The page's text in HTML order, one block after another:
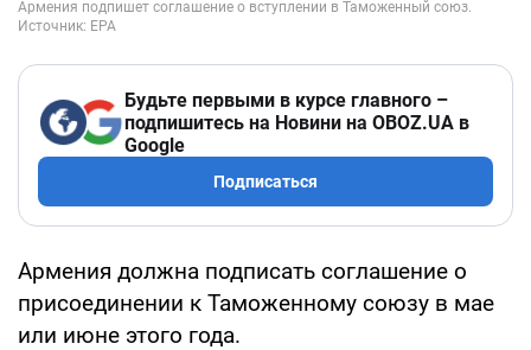
Будьте первыми в курсе главного –
подпишитесь на Новини на OBOZ.UA в
Google
Подписаться
Армения должна подписать соглашение о
присоединении к Таможенному союзу в мае
или июне этого года.